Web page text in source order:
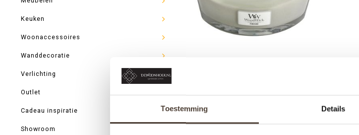
Toestemming Details
Keuken
Woonaccessoires
Wanddecoratie
Verlichting
Outlet
Cadeau inspiratie
Showroom